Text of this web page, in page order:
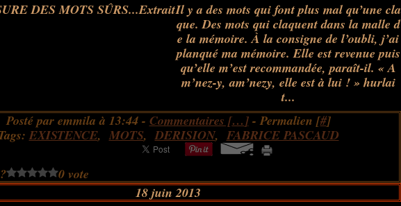
Il y a des mots qui font plus mal qu’une cla
que. Des mots qui claquent dans la malle d
e la mémoire. À la consigne de l’oubli, j’ai
planqué ma mémoire. Elle est revenue puis
qu’elle m’est recommandée, paraît-il. « A
m’nez-y, am’nezy, elle est à lui ! » hurlai
t...
Posté par emmila à 13:44 - Commentaires […]- Permalien [#]
EXISTENCE, MOTS,DERISION, FABRICE PASCAUD
0 vote
18 juin 2013